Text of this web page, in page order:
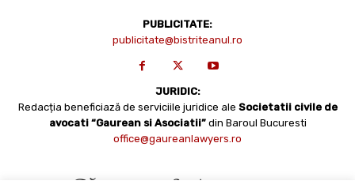
PUBLICITATE:
publicitate@bistriteanul.ro
JURIDIC:
Redacția beneficiază de serviciile juridice ale Societatii civile de
avocati “Gaurean si Asociatii” din Baroul Bucuresti
office@gaureanlawyers.ro